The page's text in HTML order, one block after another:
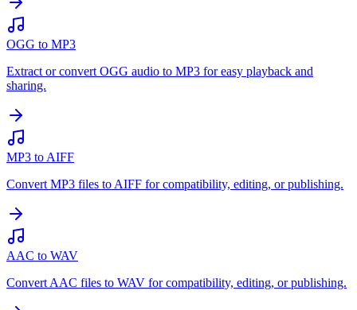
OGG to MP3
Extract or convert OGG audio to MP3 for easy playback and
sharing.
MP3 to AIFF
Convert MP3 files to AIFF for compatibility, editing, or publishing.
AAC to WAV
Convert AAC files to WAV for compatibility, editing, or publishing.